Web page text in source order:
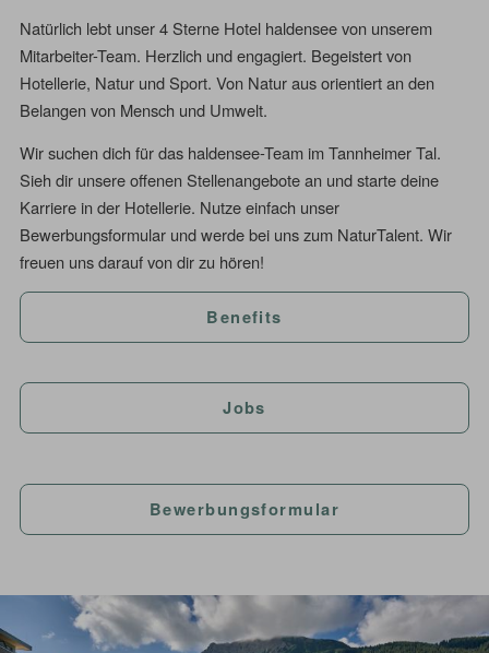
Natürlich lebt unser 4 Sterne Hotel haldensee von unserem
Mitarbeiter-Team. Herzlich und engagiert. Begeistert von
Hotellerie, Natur und Sport. Von Natur aus orientiert an den
Belangen von Mensch und Umwelt.
Wir suchen dich für das haldensee-Team im Tannheimer Tal.
Sieh dir unsere offenen Stellenangebote an und starte deine
Karriere in der Hotellerie. Nutze einfach unser
Bewerbungsformular und werde bei uns zum NaturTalent. Wir
freuen uns darauf von dir zu hören!
Benefits
Jobs
Bewerbungsformular